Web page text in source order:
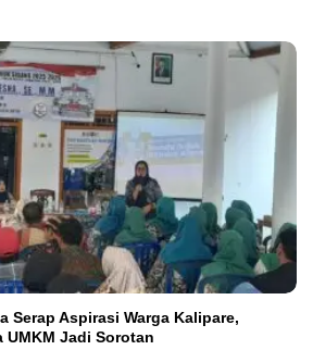
Serap Aspirasi Warga Kalipare,
Jadi Sorotan